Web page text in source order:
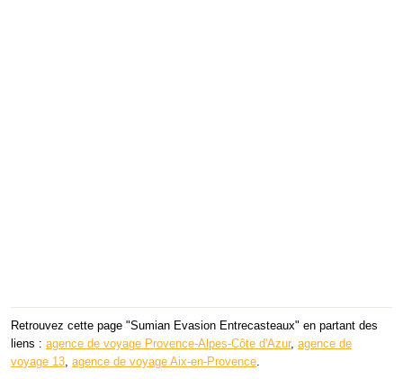
Retrouvez cette page "Sumian Evasion Entrecasteaux" en partant des
liens : agence de voyage Provence-Alpes-Côte d'Azur, agence de
voyage 13, agence de voyage Aix-en-Provence.